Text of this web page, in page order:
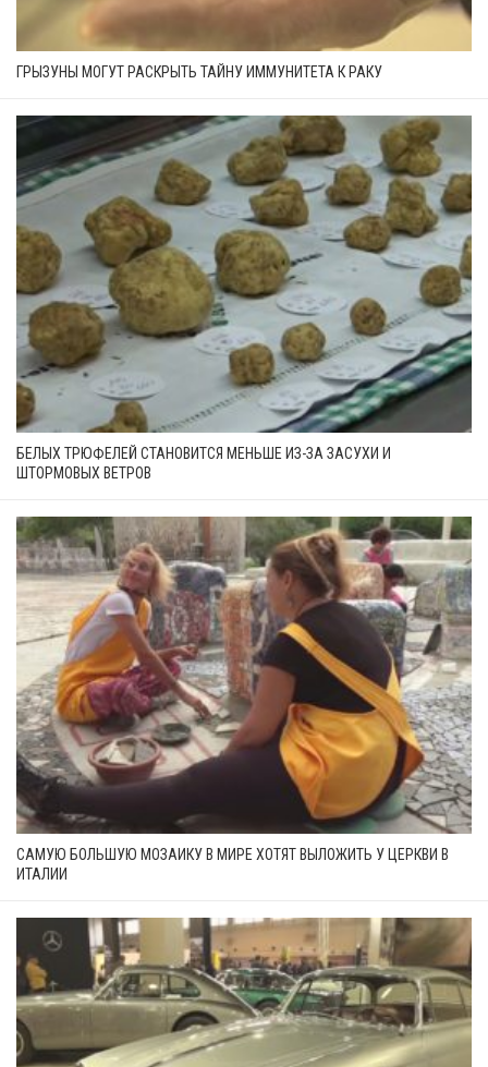
ГРЫЗУНЫ МОГУТ РАСКРЫТЬ ТАЙНУ ИММУНИТЕТА К РАКУ
БЕЛЫХ ТРЮФЕЛЕЙ СТАНОВИТСЯ МЕНЬШЕ ИЗ-ЗА ЗАСУХИ И
ШТОРМОВЫХ ВЕТРОВ
САМУЮ БОЛЬШУЮ МОЗАИКУ В МИРЕ ХОТЯТ ВЫЛОЖИТЬ У ЦЕРКВИ В
ИТАЛИИ